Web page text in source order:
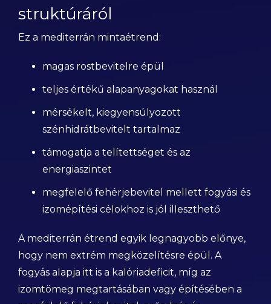
struktúráról
Ez a mediterrán mintaétrend:
magas rostbevitelre épül
teljes értékű alapanyagokat használ
mérsékelt, kiegyensúlyozott
szénhidrátbevitelt tartalmaz
támogatja a telítettséget és az
energiaszintet
megfelelő fehérjebevitel mellett fogyási és
izomépítési célokhoz is jól illeszthető
A mediterrán étrend egyik legnagyobb előnye,
hogy nem extrém megközelítésre épül. A
fogyás alapja itt is a kalóriadeficit, míg az
izomtömeg megtartásában vagy építésében a